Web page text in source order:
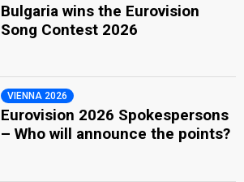
Bulgaria wins the Eurovision
Song Contest 2026
VIENNA 2026
Eurovision 2026 Spokespersons
– Who will announce the points?